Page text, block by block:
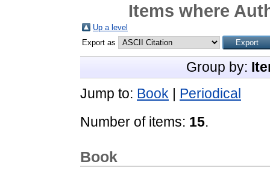
Items where
Up a level
Export as
Group by:
Jump to: Book | Periodical
Number of items: 15.
Book